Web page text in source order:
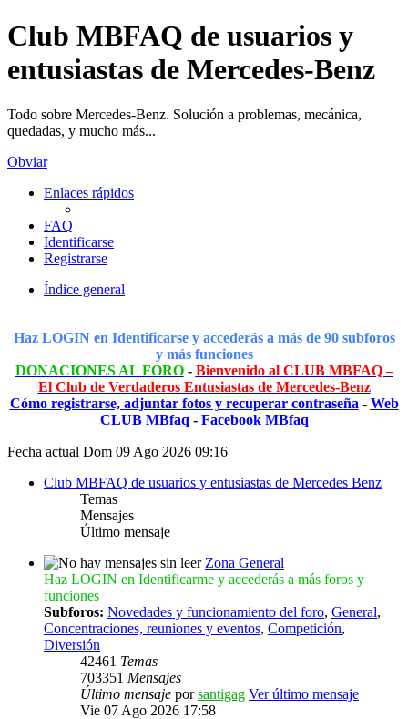
Club MBFAQ de usuarios y
entusiastas de Mercedes-Benz
Todo sobre Mercedes-Benz. Solución a problemas, mecánica,
quedadas, y mucho más...
Obviar
Enlaces rápidos
FAQ
Identificarse
Registrarse
Índice general
Haz LOGIN en Identificarse y accederás a más de 90 subforos
y más funciones
DONACIONES AL FORO- Bienvenido al CLUB MBFAQ –
El Club de Verdaderos Entusiastas de Mercedes-Benz
Cómo registrarse, adjuntar fotos y recuperar contraseña - Web
CLUB MBfaq - Facebook MBfaq
Fecha actual Dom 09 Ago 2026 09:16
Club MBFAQ de usuarios y entusiastas de Mercedes Benz
Temas
Mensajes
Último mensaje
Zona General
Haz LOGIN en Identificarme y accederás a más foros y
funciones
Subforos: Novedades y funcionamiento del foro, General,
Concentraciones, reuniones y eventos, Competición,
Diversión
42461 Temas
703351 Mensajes
Último mensaje porsantigag Ver último mensaje
Vie 07 Ago 2026 17:58